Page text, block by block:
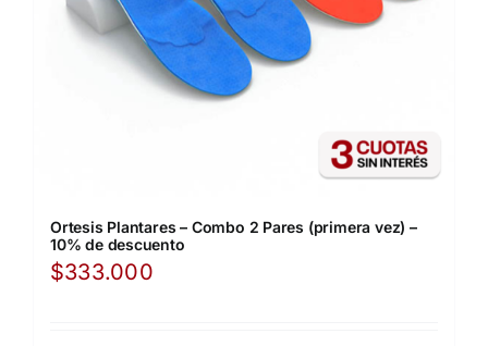
Ortesis Plantares – Combo 2 Pares (primera vez) –
10% de descuento
$333.000